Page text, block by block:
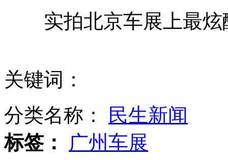
李嘉诚亮相郭晶晶婚礼
实拍北京车展上最炫
关键词：
分类名称：
民生新闻
标签：
广州车展